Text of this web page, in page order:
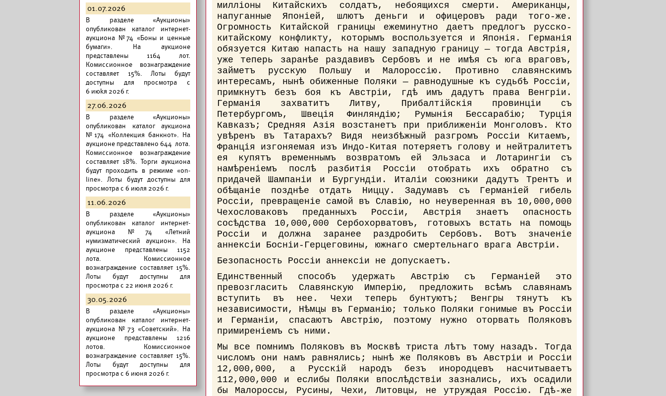
01.07.2026
В разделе «Аукционы»
опубликован каталог интернет-
аукциона №74 «Боны и ценные
бумаги». На аукционе
представлены 1164 лот.
Комиссионное вознаграждение
составляет 15%. Лоты будут
доступны для просмотра с
6 июkя 2026 г.
27.06.2026
В разделе «Аукционы»
опубликован каталог аукциона
№174 «Коллекция банкнот». На
аукционе представлено 644 лота.
Комиссионное вознаграждение
составляет 18%. Торги аукциона
будут проходить в режиме «on-
line». Лоты будут доступны для
просмотра с 6 июля 2026 г.
11.06.2026
В разделе «Аукционы»
опубликован каталог интернет-
аукциона №74 «Летний
нумизматический аукцион». На
аукционе представлены 1152
лота. Комиссионное
вознаграждение составляет 15%.
Лоты будут доступны для
просмотра с 22 июня 2026 г.
30.05.2026
В разделе «Аукционы»
опубликован каталог интернет-
аукциона №73 «Советский». На
аукционе представлены 1216
лотов. Комиссионное
вознаграждение составляет 15%.
Лоты будут доступны для
просмотра с 6 июня 2026 г.
милліоны Китайскихъ солдатъ, небоящихся смерти. Американцы,
напуганные Японіей, шлютъ деньги и офицеровъ ради того-же.
Огромность Китайской границы ежеминутно даетъ предлогъ русско-
китайскому конфликту, которымъ воспользуется и Японія. Германія
обязуется Китаю напасть на нашу западную границу — тогда Австрія,
уже теперь заранѣе раздавивъ Сербовъ и не имѣя съ юга враговъ,
займетъ русскую Польшу и Малороссію. Противно славянскимъ
интересамъ, нынѣ обиженные Поляки — равнодушные къ судьбѣ Россіи,
примкнутъ безъ боя къ Австріи, гдѣ имъ дадутъ права Венгріи.
Германія захватитъ Литву, Прибалтійскія провинціи съ
Петербургомъ, Швеція Финляндію; Румынія Бессарабію; Турція
Кавказъ; Средняя Азія возстанетъ при приближеніи Монголовъ. Кто
увѣренъ въ Татарахъ? Видя неизбѣжный разгромъ Россіи Китаемъ,
Франція изгоняемая изъ Индо-Китая потеряетъ голову и нейтралитетъ
ея купятъ временнымъ возвратомъ ей Эльзаса и Лотарингіи съ
намѣреніемъ послѣ разбитія Россіи отобрать ихъ обратно съ
придачей Шампаніи и Бургундіи. Италіи союзники дадутъ Трентъ и
обѣщаніе позднѣе отдать Ниццу. Задумавъ съ Германіей гибель
Россіи, превращеніе самой въ Славію, но неуверенная въ 10,000,000
Чехословаковъ преданныхъ Россіи, Австрія знаетъ опасность
сосѣдства 10,000,000 Сербохорватовъ, готовыхъ встать на помощь
Россіи и должна заранее раздробить Сербовъ. Вотъ значеніе
аннексіи Босніи-Герцеговины, южнаго смертельнаго врага Австріи.
Безопасность Россіи аннексіи не допускаетъ.
Единственный способъ удержать Австрію съ Германіей это
превозгласить Славянскую Имперію, предложить всѣмъ славянамъ
вступить въ нее. Чехи теперь бунтуютъ; Венгры тянутъ къ
независимости, Нѣмцы въ Германію; только Поляки гонимые въ Россіи
и Германіи, спасаютъ Австрію, поэтому нужно оторвать Поляковъ
примиреніемъ съ ними.
Мы все помнимъ Поляковъ въ Москвѣ триста лѣтъ тому назадъ. Тогда
числомъ они намъ равнялись; нынѣ же Поляковъ въ Австріи и Россіи
12,000,000, а Русскій народъ безъ инородцевъ насчитываетъ
112,000,000 и еслибы Поляки впослѣдствіи зазнались, ихъ осадили
бы Малороссы, Русины, Чехи, Литовцы, не утруждая Россію. Гдѣ-же